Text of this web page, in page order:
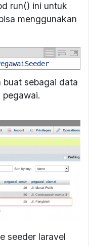
run() ini untuk
menggunakan
sebagai data
seeder laravel